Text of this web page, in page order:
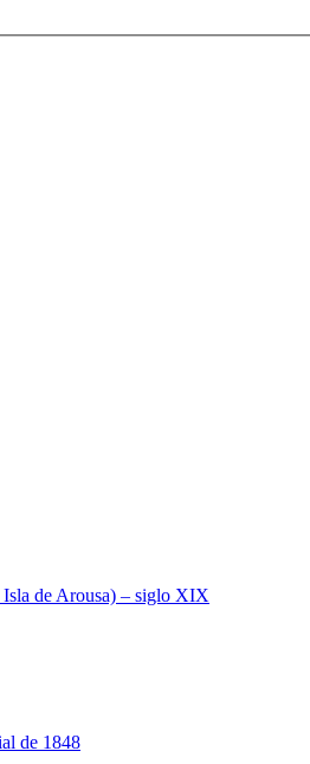
de Arousa) – siglo XIX
de 1848